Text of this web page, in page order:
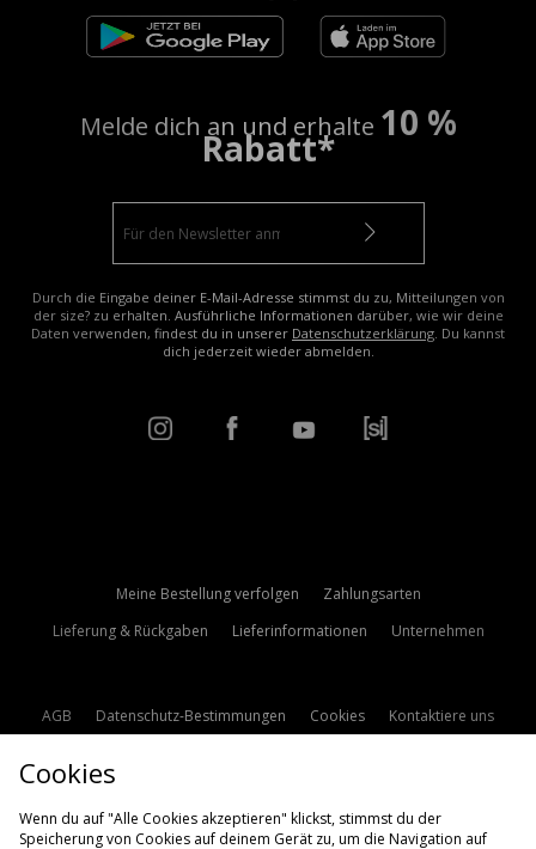
Melde dich an und erhalte 10 %
Rabatt*
Durch die Eingabe deiner E-Mail-Adresse stimmst du zu, Mitteilungen von
der size? zu erhalten. Ausführliche Informationen darüber, wie wir deine
Daten verwenden, findest du in unserer Datenschutzerklärung. Du kannst
dich jederzeit wieder abmelden.
Meine Bestellung verfolgen
Zahlungsarten
Lieferung & Rückgaben
Lieferinformationen Unternehmen
AGB Datenschutz-Bestimmungen Cookies
Kontaktiere uns
Cookies
Wenn du auf "Alle Cookies akzeptieren" klickst, stimmst du der
Speicherung von Cookies auf deinem Gerät zu, um die Navigation auf